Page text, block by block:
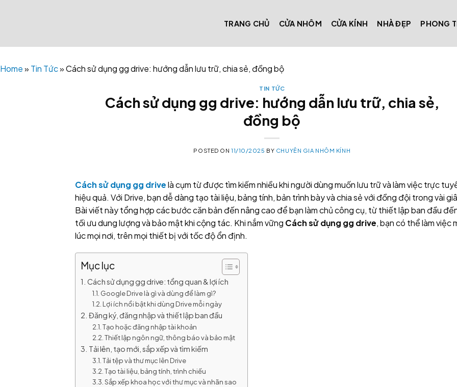
TRANG CHỦ CỬA NHÔM CỬA KÍNH NHÀ ĐẸP PHONG
Home» Tin Tức»Cách sử dụng gg drive: hướng dẫn lưu trữ, chia sẻ, đồng bộ
TIN TỨC
Cách sử dụng gg drive: hướng dẫn lưu trữ, chia sẻ,
đồng bộ
POSTED ON11/10/2025 BY CHUYÊN GIA NHÔM KÍNH
Cách sử dụng gg drivelà cụm từ được tìm kiếm nhiều khi người dùng muốn lưu trữ và làm việc trực
hiệu quả. Với Drive, bạn dễ dàng tạo tài liệu, bảng tính, bản trình bày và chia sẻ với đồng đội trong vài
Bài viết này tổng hợp các bước căn bản đến nâng cao để bạn làm chủ công cụ, từ thiết lập ban đầu
tối ưu dung lượng và bảo mật khi cộng tác. Khi nắm vững Cách sử dụng gg drive, bạn có thể làm việc
lúc mọi nơi, trên mọi thiết bị với tốc độ ổn định.
Mục lục
Cách sử dụng gg drive: tổng quan & lợi ích
Google Drive là gì và dùng để làm gì?
Lợi ích nổi bật khi dùng Drive mỗi ngày
Đăng ký, đăng nhập và thiết lập ban đầu
Tạo hoặc đăng nhập tài khoản
Thiết lập ngôn ngữ, thông báo và bảo mật
Tải lên, tạo mới, sắp xếp và tìm kiếm
Tải tệp và thư mục lên Drive
Tạo tài liệu, bảng tính, trình chiếu
Sắp xếp khoa học với thư mục và nhãn sao